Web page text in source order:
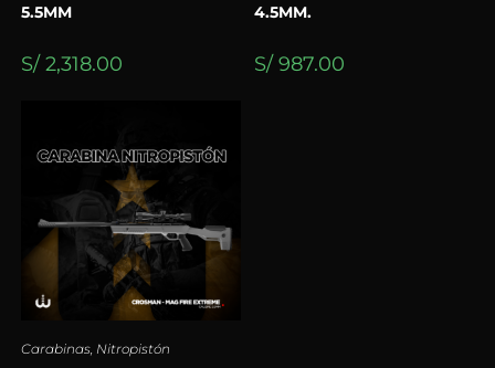
5.5MM
S/2,318.00
4.5MM.
S/987.00
Carabinas, Nitropistón